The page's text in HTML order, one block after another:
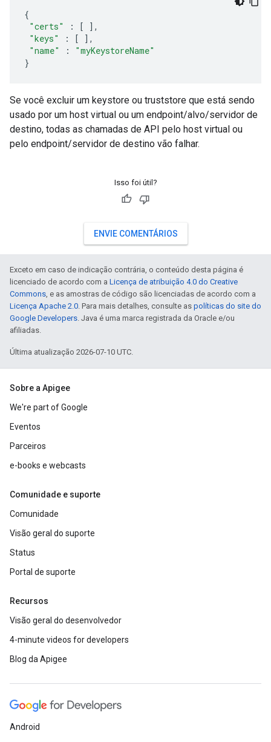
{
"certs"
: [
],
"keys"
: [
],
"name"
:
"myKeystoreName"
}
Se você excluir um keystore ou truststore que está sendo
usado por um host virtual ou um endpoint/alvo/servidor de
destino, todas as chamadas de API pelo host virtual ou
pelo endpoint/servidor de destino vão falhar.
Isso foi útil?
ENVIE COMENTÁRIOS
Exceto em caso de indicação contrária, o conteúdo desta página é
licenciado de acordo com a Licença de atribuição 4.0 do Creative
Commons, e as amostras de código são licenciadas de acordo com a
Licença Apache 2.0. Para mais detalhes, consulte as políticas do site do
Google Developers. Java é uma marca registrada da Oracle e/ou
afiliadas.
Última atualização 2026-07-10 UTC.
Sobre a Apigee
We're part of Google
Eventos
Parceiros
e-books e webcasts
Comunidade e suporte
Comunidade
Visão geral do suporte
Status
Portal de suporte
Recursos
Visão geral do desenvolvedor
4-minute videos for developers
Blog da Apigee
Android